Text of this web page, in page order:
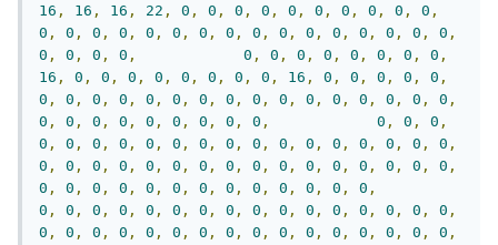
16 , 16 , 16 , 22 , 0 , 0 , 0 , 0 , 0 , 0 , 0 , 0 , 0 , 0 ,
0 , 0 , 0 , 0 , 0 , 0 , 0 , 0 , 0 , 0 , 0 , 0 , 0 , 0 , 0 , 0 ,
0 , 0 , 0 , 0 , 0 , 0 , 0 , 0 , 0 , 0 , 0 , 0 ,
16 , 0 , 0 , 0 , 0 , 0 , 0 , 0 , 0 , 16 , 0 , 0 , 0 , 0 , 0 ,
0 , 0 , 0 , 0 , 0 , 0 , 0 , 0 , 0 , 0 , 0 , 0 , 0 , 0 , 0 , 0 ,
0 , 0 , 0 , 0 , 0 , 0 , 0 , 0 , 0 , 0 , 0 , 0 ,
0 , 0 , 0 , 0 , 0 , 0 , 0 , 0 , 0 , 0 , 0 , 0 , 0 , 0 , 0 , 0 ,
0 , 0 , 0 , 0 , 0 , 0 , 0 , 0 , 0 , 0 , 0 , 0 , 0 , 0 , 0 , 0 ,
0 , 0 , 0 , 0 , 0 , 0 , 0 , 0 , 0 , 0 , 0 , 0 , 0 ,
0 , 0 , 0 , 0 , 0 , 0 , 0 , 0 , 0 , 0 , 0 , 0 , 0 , 0 , 0 , 0 ,
0 , 0 , 0 , 0 , 0 , 0 , 0 , 0 , 0 , 0 , 0 , 0 , 0 , 0 , 0 , 0 ,